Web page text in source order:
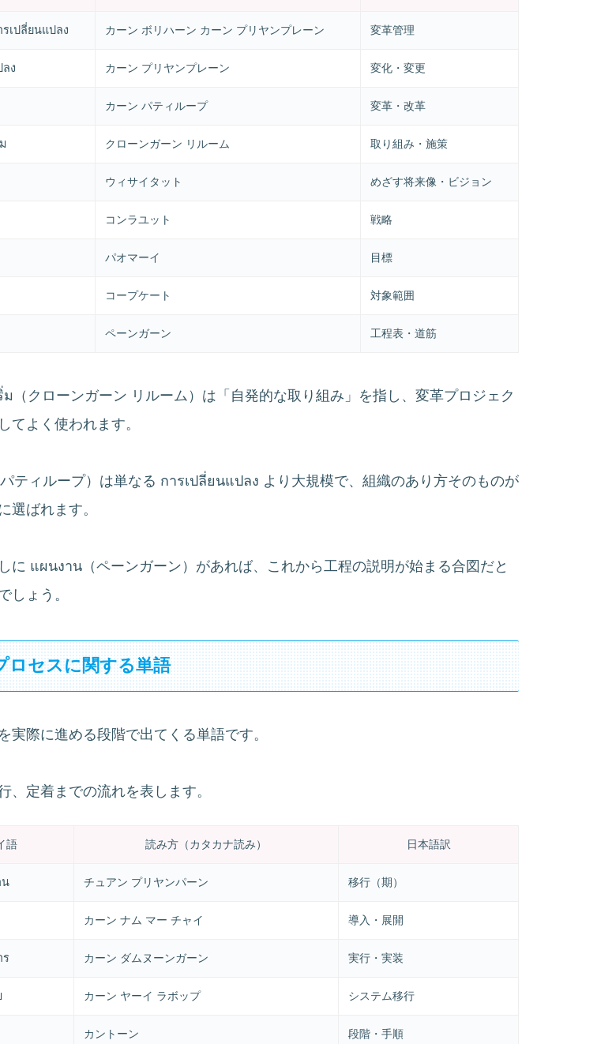
เปลี่ยนแปลง カーン ボリハーン カーン プリヤンプレーン 変革管理
ลง カーン プリヤンプレーン 変化・変更
カーン パティループ 変革・改革
クローンガーン リルーム 取り組み・施策
ウィサイタット めざす将来像・ビジョン
コンラユット 戦略
パオマーイ 目標
コープケート 対象範囲
ペーンガーン 工程表・道筋
ม（クローンガーン リルーム）は「自発的な取り組み」を指し、変革プロジェク
てよく使われます。
ティループ）は単なる การเปลี่ยนแปลง より大規模で、組織のあり方そのものが
選ばれます。
に แผนงาน（ペーンガーン）があれば、これから工程の説明が始まる合図だと
しょう。
ロセスに関する単語
実際に進める段階で出てくる単語です。
、定着までの流れを表します。
語 読み方（カタカナ読み） 日本語訳
น チュアン プリヤンパーン 移行（期）
カーン ナム マー チャイ 導入・展開
ร カーン ダムヌーンガーン 実行・実装
カーン ヤーイ ラボップ システム移行
カントーン 段階・手順